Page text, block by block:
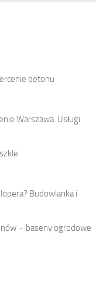
betonu
Warszawa. Usługi
Budowlanka i
– baseny ogrodowe